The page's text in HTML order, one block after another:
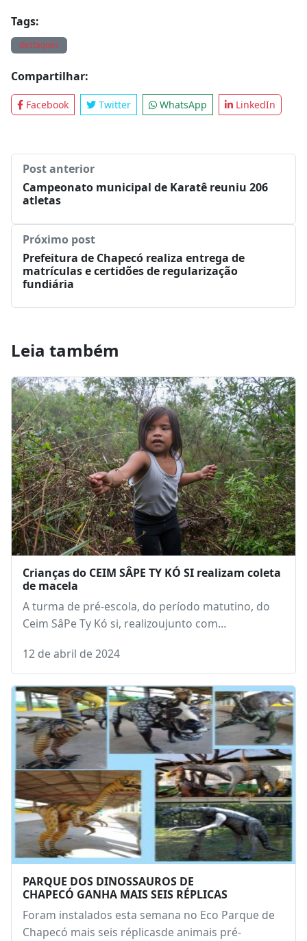
Tags:
destaques
Compartilhar:
Facebook Twitter WhatsApp LinkedIn
Post anterior
Campeonato municipal de Karatê reuniu 206
atletas
Próximo post
Prefeitura de Chapecó realiza entrega de
matrículas e certidões de regularização
fundiária
Leia também
Crianças do CEIM SÂPE TY KÓ SI realizam coleta
de macela
A turma de pré-escola, do período matutino, do
Ceim SâPe Ty Kó si, realizoujunto com…
12 de abril de 2024
PARQUE DOS DINOSSAUROS DE
CHAPECÓ GANHA MAIS SEIS RÉPLICAS
Foram instalados esta semana no Eco Parque de
Chapecó mais seis réplicasde animais pré-